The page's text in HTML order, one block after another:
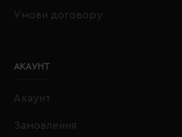
Умови договору
АКАУНТ
Акаунт
Замовлення